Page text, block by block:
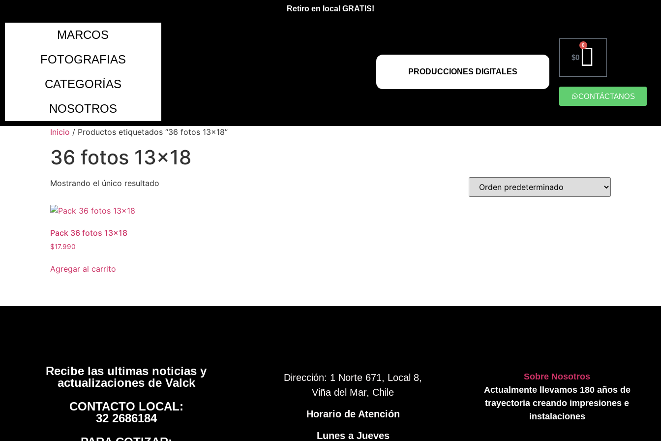
Retiro en local GRATIS!
MARCOS
FOTOGRAFIAS
CATEGORÍAS
NOSOTROS
PRODUCCIONES DIGITALES
$0
0
CONTÁCTANOS
Inicio / Productos etiquetados “36 fotos 13x18”
36 fotos 13x18
Mostrando el único resultado
Pack 36 fotos 13×18
$17.990
Agregar al carrito
Recibe las ultimas noticias y
actualizaciones de Valck
CONTACTO LOCAL:
32 2686184
Dirección: 1 Norte 671, Local 8,
Viña del Mar, Chile
Horario de Atención
Lunes a Jueves
Sobre Nosotros
Actualmente llevamos 180 años de
trayectoria creando impresiones e
instalaciones